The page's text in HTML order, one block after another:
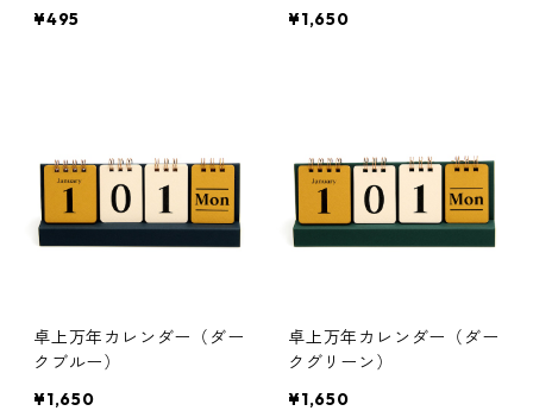
¥495
¥1,650
卓上万年カレンダー（ダー
クブルー）
¥1,650
卓上万年カレンダー（ダー
クグリーン）
¥1,650